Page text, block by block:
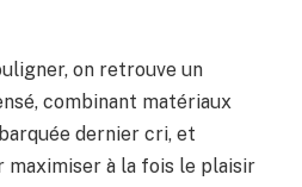
on retrouve un
combinant matériaux
dernier cri, et
maximiser à la fois le plaisir